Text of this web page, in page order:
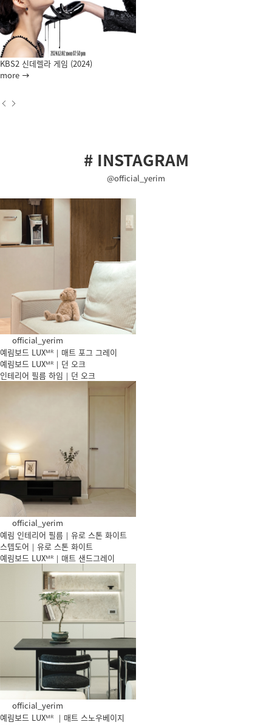
KBS2 신데렐라 게임 (2024)
more
# INSTAGRAM
@official_yerim
official_yerim
예림보드 LUXᴹᴿ｜매트 포그 그레이
예림보드 LUXᴹᴿ｜던 오크
인테리어 필름 하임｜던 오크
official_yerim
예림 인테리어 필름｜유로 스톤 화이트
스텝도어｜유로 스톤 화이트
예림보드 LUXᴹᴿ｜매트 샌드그레이
official_yerim
예림보드 LUXᴹᴿ ｜매트 스노우베이지